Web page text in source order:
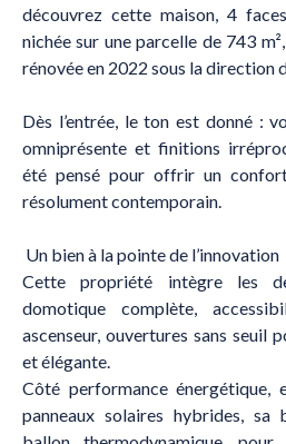
découvrez cette maison, 4
nichée sur une parcelle de 743
rénovée en 2022 sous la direction
Dès l’entrée, le ton est donné :
omniprésente et finitions
été pensé pour offrir un
résolument contemporain.
Un bien à la pointe de l’innovation
Cette propriété intègre les
domotique complète,
ascenseur, ouvertures sans seuil
et élégante.
Côté performance énergétique,
panneaux solaires hybrides,